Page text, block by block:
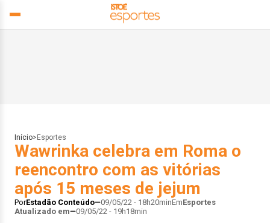
Início> Esportes
Wawrinka celebra em Roma o
reencontro com as vitórias
após 15 meses de jejum
PorEstadão Conteúdo 09/05/22 - 18h20minEmEsportes
Atualizado em
09/05/22 - 19h18min